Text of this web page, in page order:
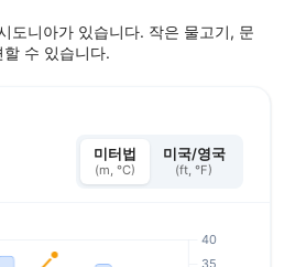
도니아가 있습니다. 작은 물고기, 문
수 있습니다.
미터법
(m, °C)
미국/영국
(ft, °F)